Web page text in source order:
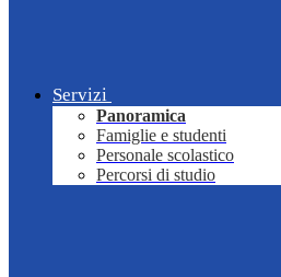
Servizi
Panoramica
Famiglie e studenti
Personale scolastico
Percorsi di studio